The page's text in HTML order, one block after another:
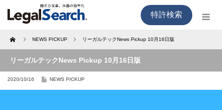
特許検索
Home NEWS PICKUP リーガルテックNews Pickup 10月16日版
リーガルテックNews Pickup 10月16日版
2020/10/16 NEWS PICKUP